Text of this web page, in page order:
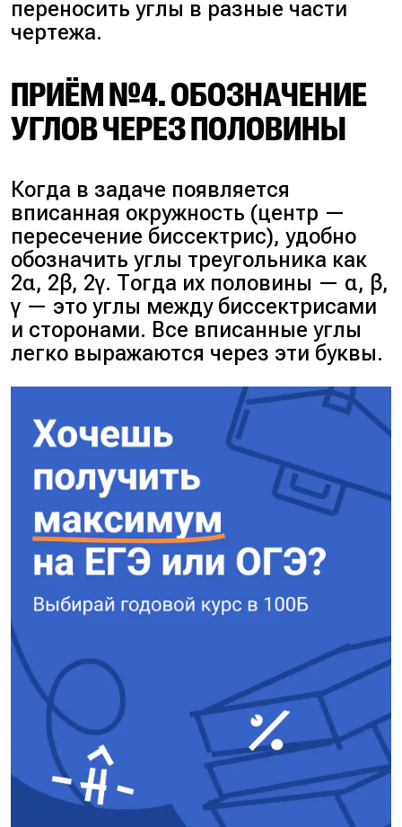
переносить углы в разные части
чертежа.
ПРИЁМ №4. ОБОЗНАЧЕНИЕ
УГЛОВ ЧЕРЕЗ ПОЛОВИНЫ
Когда в задаче появляется
вписанная окружность (центр —
пересечение биссектрис), удобно
обозначить углы треугольника как
2α, 2β, 2γ. Тогда их половины — α, β,
γ — это углы между биссектрисами
и сторонами. Все вписанные углы
легко выражаются через эти буквы.